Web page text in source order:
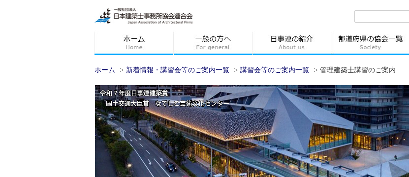
ホーム 新着情報・講習会等のご案内一覧 講習会等のご案内一覧 管理建築士講習のご案内